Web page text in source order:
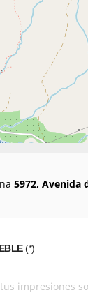
5972, Avenida
(*)